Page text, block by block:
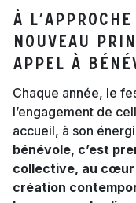
À
Nouveau
appel à
Chaque année, le
l’engagement de
accueil, à son
bénévole, c’est
collective, au cœur
création